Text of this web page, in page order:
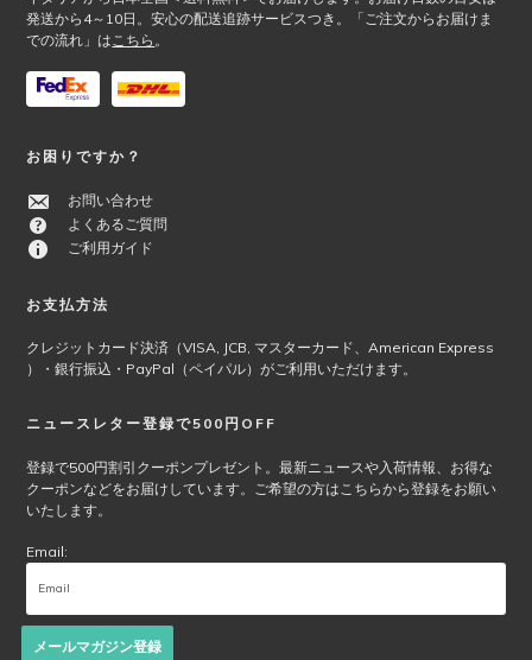
発送から4～10日。安心の配送追跡サービスつき。「ご注文からお届けま
での流れ」は こちら 。
お困りですか？
お問い合わせ
よくあるご質問
ご利用ガイド
お支払方法
クレジットカード決済（VISA, JCB, マスターカード、American Express
）・銀行振込・PayPal（ペイパル）がご利用いただけます。
ニュースレター登録で500円OFF
登録で500円割引クーポンプレゼント。最新ニュースや入荷情報、お得な
クーポンなどをお届けしています。ご希望の方はこちらから登録をお願い
いたします。
Email:
メールマガジン登録